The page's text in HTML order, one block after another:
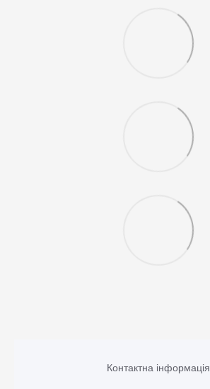
Контактна інформація